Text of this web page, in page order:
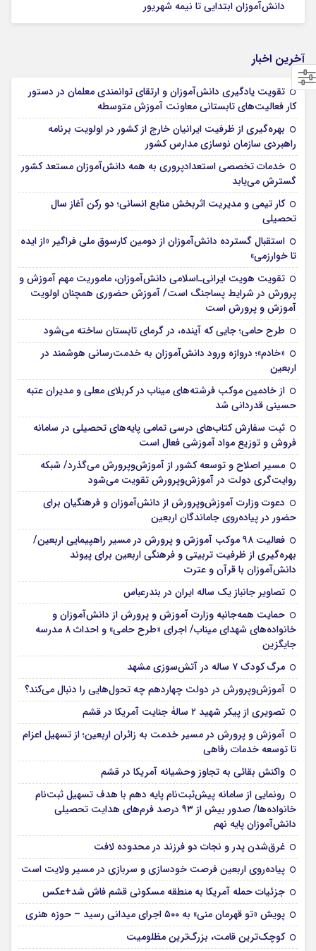
دانش‌آموزان ابتدایی تا نیمه شهریور
آخرین اخبار
تقویت یادگیری دانش‌آموزان و ارتقای توانمندی معلمان در دستور
کار فعالیت‌های تابستانی معاونت آموزش متوسطه
بهره‌گیری از ظرفیت ایرانیان خارج از کشور در اولویت برنامه
راهبردی سازمان نوسازی مدارس کشور
خدمات تخصصی استعدادپروری به همه دانش‌آموزان مستعد کشور
گسترش می‌یابد
کار تیمی و مدیریت اثربخش منابع انسانی؛ دو رکن آغاز سال
تحصیلی
استقبال گسترده دانش‌آموزان از دومین کارسوق ملی فراگیر «از ایده
تا خوارزمی»
تقویت هویت ایرانی‌ـ‌اسلامی دانش‌آموزان، ماموریت مهم آموزش و
پرورش در شرایط پساجنگ است/ آموزش حضوری همچنان اولویت
آموزش و پرورش است
طرح حامی؛ جایی که آینده، در گرمای تابستان ساخته می‌شود
«خادم»؛ دروازه ورود دانش‌آموزان به خدمت‌رسانی هوشمند در
اربعین
از خادمین موکب فرشته‌های میناب در کربلای معلی و مدیران عتبه
حسینی قدردانی شد
ثبت سفارش کتاب‌های درسی تمامی پایه‌های تحصیلی در سامانه
فروش و توزیع مواد آموزشی فعال است
مسیر اصلاح و توسعه کشور از آموزش‌وپرورش می‌گذرد/ شبکه
روایت‌‌گری دولت در آموزش‌وپرورش تقویت می‌شود
دعوت وزارت آموزش‌وپرورش از دانش‌آموزان و فرهنگیان برای
حضور در پیاده‌روی جاماندگان اربعین
فعالیت ۹۸ موکب آموزش و پرورش در مسیر راهپیمایی اربعین/
بهره‌گیری از ظرفیت تربیتی و فرهنگی اربعین برای پیوند
دانش‌آموزان با قرآن و عترت
تصاویر جانباز یک ساله ایران در بندرعباس
حمایت همه‌جانبه وزارت آموزش و پرورش از دانش‌آموزان و
خانواده‌های شهدای میناب/ اجرای «طرح حامی» و احداث ۸ مدرسه
جایگزین
مرگ کودک ۷ ساله در آتش‌سوزی مشهد
آموزش‌وپرورش در دولت چهاردهم چه تحول‌هایی را دنبال می‌کند؟
تصویری از پیکر شهید ۲ سالۀ جنایت آمریکا در قشم
آموزش و پرورش در مسیر خدمت به زائران اربعین؛ از تسهیل اعزام
تا توسعه خدمات رفاهی
واکنش بقائی به تجاوز وحشیانه آمریکا در قشم
رونمایی از سامانه پیش‌ثبت‌نام پایه دهم با هدف تسهیل ثبت‌نام
خانواده‌ها/ صدور بیش از ۹۳ درصد فرم‌های هدایت تحصیلی
دانش‌آموزان پایه نهم
غرق‌شدن پدر و نجات دو فرزند در محدوده لافت
پیاده‌روی اربعین فرصت خودسازی و سربازی در مسیر ولایت است
جزئیات حمله آمریکا به منطقه مسکونی قشم فاش شد+عکس
پویش «تو قهرمان منی» به ۵۰۰ اجرای میدانی رسید – حوزه هنری
کوچک‌ترین قامت، بزرگ‌ترین مظلومیت